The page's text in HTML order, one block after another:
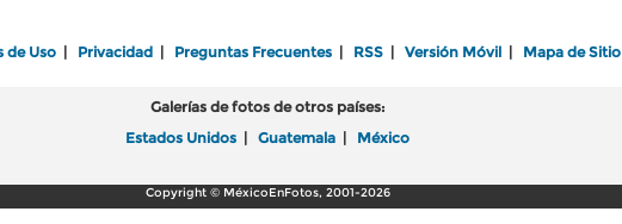
de Uso Privacidad Preguntas Frecuentes RSS Versión Móvil Mapa de Sitio
Galerías de fotos de otros países:
Estados Unidos
Guatemala México
Copyright © MéxicoEnFotos, 2001-2026